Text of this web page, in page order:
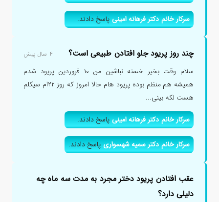
سرکار خانم دکتر فرهانه امینیپاسخ دادند.
چند روز پریود جلو افتادن طبیعی است؟ ۴ سال پیش
سلام وقت بخیر خسته نباشین من ١٠ فروردین پریود شدم
همیشه هم منظم بوده پریود هام حالا امروز که روز ٢٢ام سیکلم
هست لکه بینی...
سرکار خانم دکتر فرهانه امینیپاسخ دادند.
سرکار خانم دکتر سمیه شهسواریپاسخ دادند.
عقب افتادن پریود دختر مجرد به مدت سه ماه چه
دلیلی دارد؟